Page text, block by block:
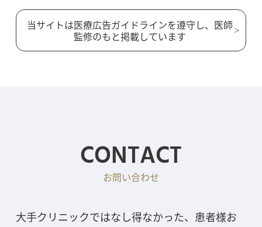
当サイトは医療広告ガイドラインを遵守し、医師
監修のもと掲載しています
CONTACT
お問い合わせ
大手クリニックではなし得なかった、患者様お